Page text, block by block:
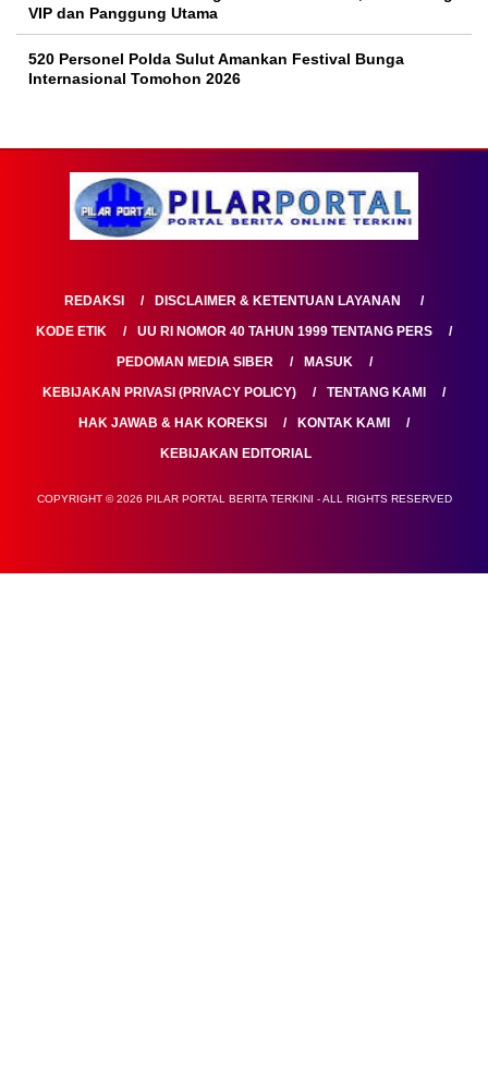
VIP dan Panggung Utama
520 Personel Polda Sulut Amankan Festival Bunga
Internasional Tomohon 2026
REDAKSI
DISCLAIMER & KETENTUAN LAYANAN
KODE ETIK
UU RI NOMOR 40 TAHUN 1999 TENTANG PERS
PEDOMAN MEDIA SIBER
MASUK
KEBIJAKAN PRIVASI (PRIVACY POLICY)
TENTANG KAMI
HAK JAWAB & HAK KOREKSI
KONTAK KAMI
KEBIJAKAN EDITORIAL
COPYRIGHT © 2026 PILAR PORTAL BERITA TERKINI - ALL RIGHTS RESERVED